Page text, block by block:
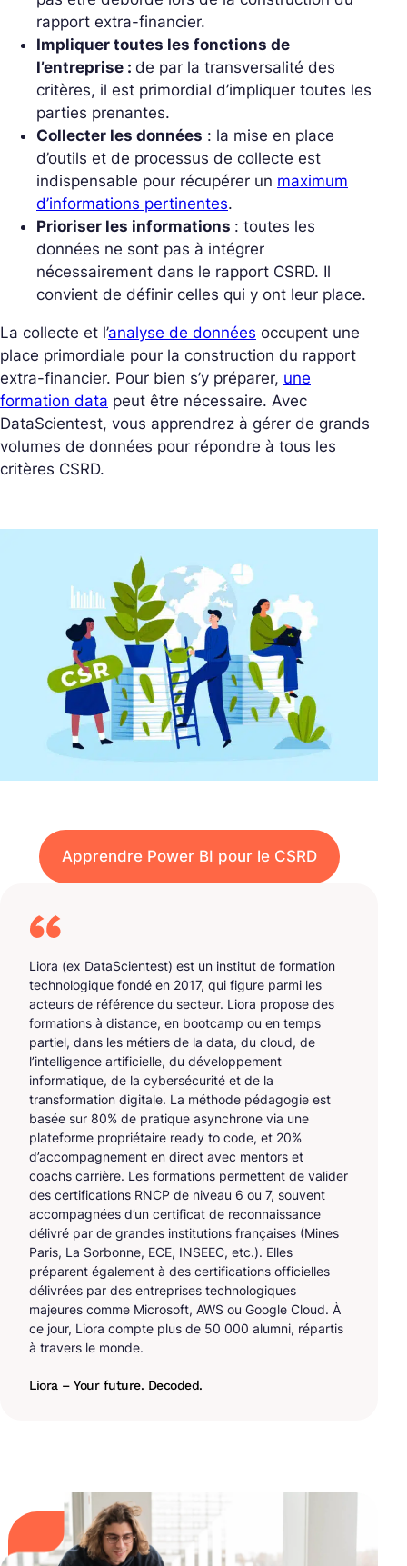
rapport extra-financier.
Impliquer toutes les fonctions de
l’entreprise : de par la transversalité des
critères, il est primordial d’impliquer toutes les
parties prenantes.
Collecter les données : la mise en place
d’outils et de processus de collecte est
indispensable pour récupérer un maximum
d’informations pertinentes.
Prioriser les informations : toutes les
données ne sont pas à intégrer
nécessairement dans le rapport CSRD. Il
convient de définir celles qui y ont leur place.
La collecte et l’analyse de données occupent une
place primordiale pour la construction du rapport
extra-financier. Pour bien s’y préparer, une
formation data peut être nécessaire. Avec
DataScientest, vous apprendrez à gérer de grands
volumes de données pour répondre à tous les
critères CSRD.
Apprendre Power BI pour le CSRD
Liora (ex DataScientest) est un institut de formation
technologique fondé en 2017, qui figure parmi les
acteurs de référence du secteur. Liora propose des
formations à distance, en bootcamp ou en temps
partiel, dans les métiers de la data, du cloud, de
l’intelligence artificielle, du développement
informatique, de la cybersécurité et de la
transformation digitale. La méthode pédagogie est
basée sur 80% de pratique asynchrone via une
plateforme propriétaire ready to code, et 20%
d’accompagnement en direct avec mentors et
coachs carrière. Les formations permettent de valider
des certifications RNCP de niveau 6 ou 7, souvent
accompagnées d’un certificat de reconnaissance
délivré par de grandes institutions françaises (Mines
Paris, La Sorbonne, ECE, INSEEC, etc.). Elles
préparent également à des certifications officielles
délivrées par des entreprises technologiques
majeures comme Microsoft, AWS ou Google Cloud. À
ce jour, Liora compte plus de 50 000 alumni, répartis
à travers le monde.
Liora – Your future. Decoded.